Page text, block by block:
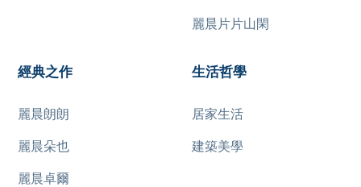
麗晨片片山閑
經典之作
麗晨朗朗
麗晨朵也
麗晨卓爾
生活哲學
居家生活
建築美學